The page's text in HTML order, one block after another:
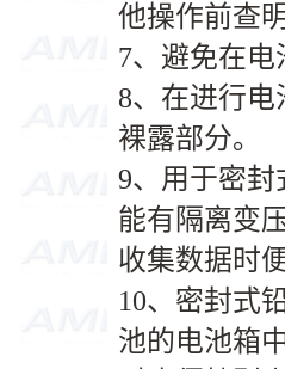
他操作前查
7、避免在
8、在进行
裸露部分。
9、用于密
能有隔离变
收集数据时
10、密封式
池的电池箱